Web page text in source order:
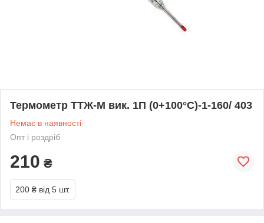
Термометр ТТЖ-М вик. 1П (0+100°С)-1-160/ 403
Немає в наявності
Опт і роздріб
210 ₴
200 ₴ від 5 шт.